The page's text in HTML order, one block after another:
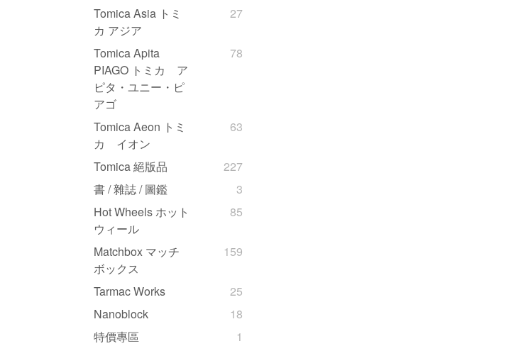
Tomica Asia トミ
カ アジア
27
Tomica Apita
PIAGO トミカ ア
ピタ・ユニー・ピ
アゴ
78
Tomica Aeon トミ
カ イオン
63
Tomica 絕版品
227
書 / 雜誌 / 圖鑑
3
Hot Wheels ホット
ウィール
85
Matchbox マッチ
ボックス
159
Tarmac Works
25
Nanoblock
18
特價專區
1